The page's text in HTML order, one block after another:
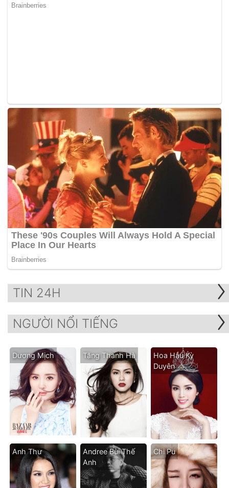
TIN 24H
NGƯỜI NỔI TIẾNG
Dương Mịch Tăng Thanh Hà
Hoa Hậu Kỳ
Duyên
Anh Thư
Andree Bùi Thế
Anh
Chi Pu